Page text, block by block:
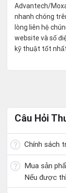
Advantech/
nhanh chóng
lòng liên hệ
website và số
kỹ thuật tốt
Câu Hỏi
Chính sách
Mua sản
Nếu được